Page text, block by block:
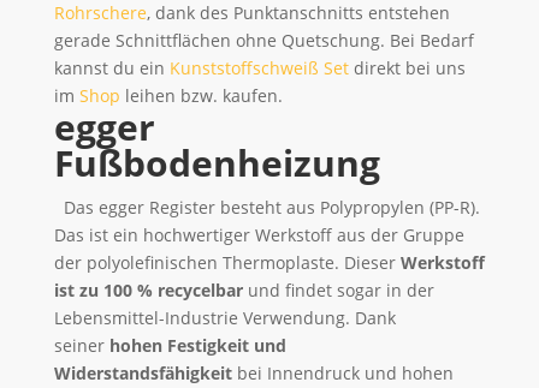
Rohrschere, dank des Punktanschnitts entstehen
gerade Schnittflächen ohne Quetschung. Bei Bedarf
kannst du ein Kunststoffschweiß Setdirekt bei uns
im Shop leihen bzw. kaufen.
egger
Fußbodenheizung
Das egger Register besteht aus Polypropylen (PP-R).
Das ist ein hochwertiger Werkstoff aus der Gruppe
der polyolefinischen Thermoplaste. Dieser Werkstoff
ist zu 100 % recycelbarund findet sogar in der
Lebensmittel-Industrie Verwendung. Dank
seiner hohen Festigkeit und
Widerstandsfähigkeitbei Innendruck und hohen